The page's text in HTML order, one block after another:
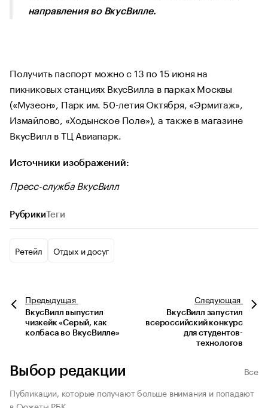
направления во ВкусВилле.
Получить паспорт можно с 13 по 15 июня на
пикниковых станциях ВкусВилла в парках Москвы
(«Музеон», Парк им. 50-летия Октября, «Эрмитаж»,
Измайлово, «Ходынское Поле»), а также в магазине
ВкусВилл в ТЦ Авиапарк.
Источники изображений:
Пресс-служба ВкусВилл
Рубрики Теги
Ретейл Отдых и досуг
Предыдущая
ВкусВилл выпустил
чизкейк «Серый, как
колбаса во ВкусВилле»
Следующая
ВкусВилл запустил
всероссийский конкурс
для студентов-
технологов
Выбор редакции
Все
Публикации, которые получают больше внимания и попадают